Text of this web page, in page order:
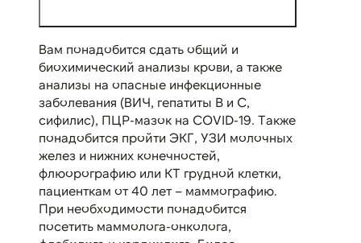
Вам понадобится сдать общий и
биохимический анализы крови, а также
анализы на опасные инфекционные
заболевания (ВИЧ, гепатиты B и C,
сифилис), ПЦР-мазок на COVID-19. Также
понадобится пройти ЭКГ, УЗИ молочных
желез и нижних конечностей,
флюорографию или КТ грудной клетки,
пациенткам от 40 лет – маммографию.
При необходимости понадобится
посетить маммолога-онколога,